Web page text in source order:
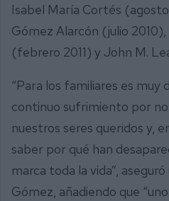
Isabel María Cortés
Gómez Alarcón (julio 2010),
(febrero 2011) y John M.
“Para los familiares es muy
continuo sufrimiento por
nuestros seres queridos y,
saber por qué han
marca toda la vida”,
Gómez, añadiendo que